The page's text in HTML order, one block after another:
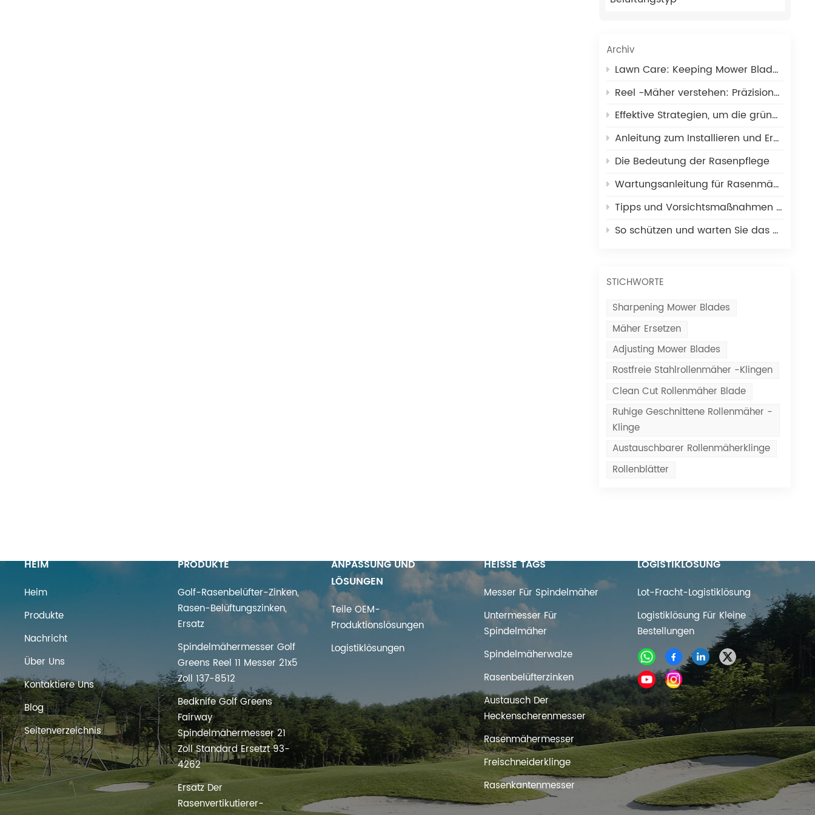
Archiv
Lawn Care: Keeping Mower Blades in Optimal Condition
Reel -Mäher verstehen: Präzisionsschneiden für Rasenflächen
Effektive Strategien, um die grüne Geschwindigkeit schnell zu erhöhen
Anleitung zum Installieren und Ersetzen von Rasenmähermessern
Die Bedeutung der Rasenpflege
Wartungsanleitung für Rasenmäher: Anzeichen dafür, dass es Zeit ist, die Messer zu schärfen
Tipps und Vorsichtsmaßnahmen für die Wartung Ihres Golf-Rollenmähermessers
So schützen und warten Sie das Toro-Mähmesser
STICHWORTE
Sharpening Mower Blades
Mäher Ersetzen
Adjusting Mower Blades
Rostfreie Stahlrollenmäher -Klingen
Clean Cut Rollenmäher Blade
Ruhige Geschnittene Rollenmäher -
Klinge
Austauschbarer Rollenmäherklinge
Rollenblätter
HEIM
Heim
Produkte
Nachricht
Über Uns
Kontaktiere Uns
Blog
Seitenverzeichnis
PRODUKTE
Golf-Rasenbelüfter-Zinken,
Rasen-Belüftungszinken,
Ersatz
Spindelmähermesser Golf
Greens Reel 11 Messer 21x5
Zoll 137-8512
Bedknife Golf Greens
Fairway
Spindelmähermesser 21
Zoll Standard Ersetzt 93-
4262
Ersatz Der
Rasenvertikutierer-
ANPASSUNG UND
LÖSUNGEN
Teile OEM-
Produktionslösungen
Logistiklösungen
HEISSE TAGS
Messer Für Spindelmäher
Untermesser Für
Spindelmäher
Spindelmäherwalze
Rasenbelüfterzinken
Austausch Der
Heckenscherenmesser
Rasenmähermesser
Freischneiderklinge
Rasenkantenmesser
LOGISTIKLÖSUNG
Lot-Fracht-Logistiklösung
Logistiklösung Für Kleine
Bestellungen